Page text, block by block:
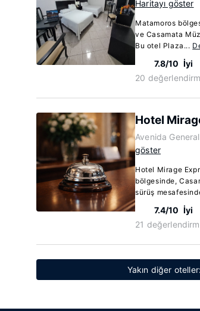
Haritayı göster
Matamoros
ve Casamata
Bu otel Plaza...
7.8/10 İyi
20
Hotel
Avenida
göster
Hotel Mirage
bölgesinde,
sürüş
7.4/10 İyi
21
Yakın diğer